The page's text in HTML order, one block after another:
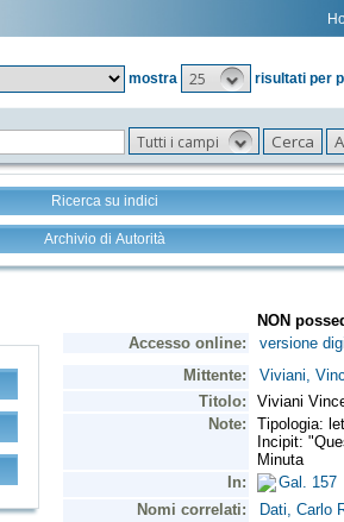
mostra
25 risultati per
Tutti i campi
Ricerca su indici
Archivio di Autorità